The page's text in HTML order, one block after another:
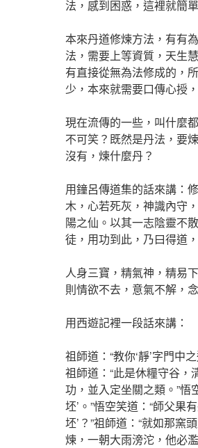
法，感到困惑，這裡就簡
本來丹道修煉方法，有有
法，需要上等資質，天生
有直接從無為法修成的，
少，本來就需要口傳心授
現在流傳的一些，叫什麼
不可笑？既然是丹法，要
沒有，煉什麼丹？
用鐘呂傳道集的話來講：
木，心若死灰，神識內守
陽之仙。以其一志陰靈不
徒，用功到此，乃曰得道
人身三寶，精氣神，精易
則情欲不去，意氣不解，
用西遊記裡一段話來講：
祖師道：“教你‘靜’字門中
祖師道：“此是休糧守谷
功，並入定坐關之類。”悟
坯’。”悟空笑道：“師父果
坯’？”祖師道：“就如那窯
煉，一朝大雨滂沱，他必